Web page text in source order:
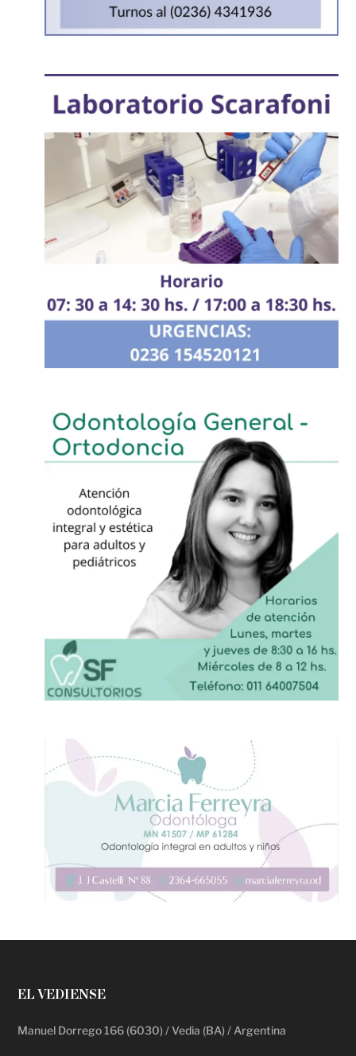
EL VEDIENSE
Manuel Dorrego 166 (6030) / Vedia (BA) / Argentina